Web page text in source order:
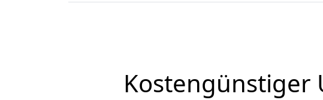
Kostengünstiger